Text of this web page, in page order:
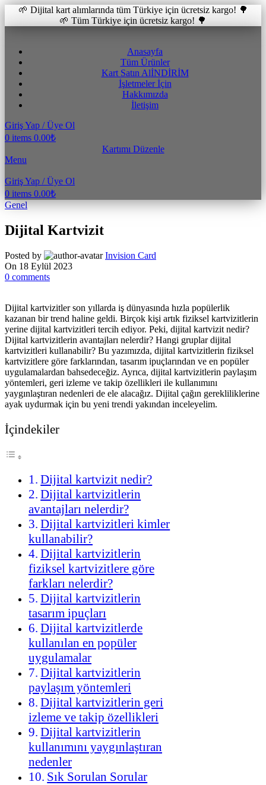
🌱 Dijital kart alımlarında tüm Türkiye için ücretsiz kargo! 🌳
🌱 Tüm Türkiye için ücretsiz kargo! 🌳
Anasayfa
Tüm Ürünler
Kart Satın AlİNDİRİM
İşletmeler İçin
Hakkımızda
İletişim
Giriş Yap / Üye Ol
0 items 0.00₺
Kartımı Düzenle
Menu
Giriş Yap / Üye Ol
0 items 0.00₺
Genel
Dijital Kartvizit
Posted by
Invision Card
On 18 Eylül 2023
0 comments
Dijital kartvizitler son yıllarda iş dünyasında hızla popülerlik
kazanan bir trend haline geldi. Birçok kişi artık fiziksel kartvizitlerin
yerine dijital kartvizitleri tercih ediyor. Peki, dijital kartvizit nedir?
Dijital kartvizitlerin avantajları nelerdir? Hangi gruplar dijital
kartvizitleri kullanabilir? Bu yazımızda, dijital kartvizitlerin fiziksel
kartvizitlere göre farklarından, tasarım ipuçlarından ve en popüler
uygulamalardan bahsedeceğiz. Ayrıca, dijital kartvizitlerin paylaşım
yöntemleri, geri izleme ve takip özellikleri ile kullanımını
yaygınlaştıran nedenleri de ele alacağız. Dijital çağın gerekliliklerine
ayak uydurmak için bu yeni trendi yakından inceleyelim.
İçindekiler
Dijital kartvizit nedir?
Dijital kartvizitlerin
avantajları nelerdir?
Dijital kartvizitleri kimler
kullanabilir?
Dijital kartvizitlerin
fiziksel kartvizitlere göre
farkları nelerdir?
Dijital kartvizitlerin
tasarım ipuçları
Dijital kartvizitlerde
kullanılan en popüler
uygulamalar
Dijital kartvizitlerin
paylaşım yöntemleri
Dijital kartvizitlerin geri
izleme ve takip özellikleri
Dijital kartvizitlerin
kullanımını yaygınlaştıran
nedenler
Sık Sorulan Sorular